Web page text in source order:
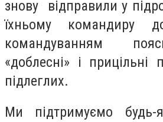
знову відправили у
їхньому командиру
командуванням
«доблесні» і прицільні
підлеглих.
Ми підтримуємо будь-